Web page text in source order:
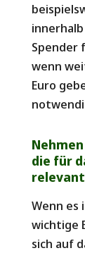
Spender
wenn
Euro
die für
Wenn es
wichtige
sich auf